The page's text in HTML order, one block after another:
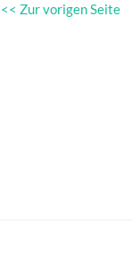
<< Zur vorigen Seite